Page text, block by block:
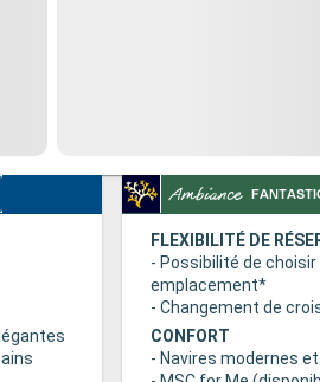
FLEXIBILITÉ DE
- Possibilité de
emplacement*
- Changement de
CONFORT
- Navires modernes